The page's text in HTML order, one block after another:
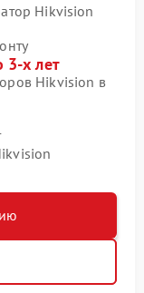
Hikvision
3-х лет
Hikvision в